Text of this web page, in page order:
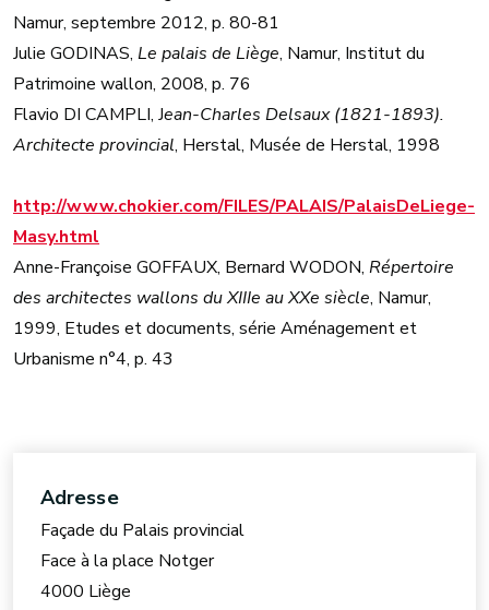
Namur, septembre 2012, p. 80-81
Julie GODINAS, Le palais de Liège, Namur, Institut du
Patrimoine wallon, 2008, p. 76
Flavio DI CAMPLI, Jean-Charles Delsaux (1821-1893).
Architecte provincial, Herstal, Musée de Herstal, 1998
http://www.chokier.com/FILES/PALAIS/PalaisDeLiege-
Masy.html
Anne-Françoise GOFFAUX, Bernard WODON, Répertoire
des architectes wallons du XIIIe au XXe siècle, Namur,
1999, Etudes et documents, série Aménagement et
Urbanisme n°4, p. 43
Adresse
Façade du Palais provincial
Face à la place Notger
4000 Liège